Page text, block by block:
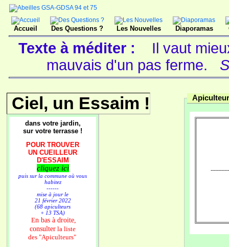
Accueil Des Questions ? Les Nouvelles Diaporamas
Texte à méditer :
Il vaut
mauvais d'un pas ferme.
Ciel, un Essaim !
dans votre jardin,
sur votre terrasse !
POUR TROUVER
UN CUEILLEUR
D'ESSAIM
cliquez ici
puis sur la commune où vous
habitez
------
mise à jour le
21 février 2022
(68 apiculteurs
+ 13 TSA)
En bas à droite,
consulter la liste
des "Apiculteurs"